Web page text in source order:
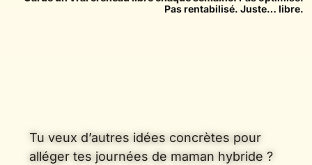
Pas rentabilisé. Juste… libre.
Tu veux d’autres idées concrètes pour
alléger tes journées de maman hybride ?